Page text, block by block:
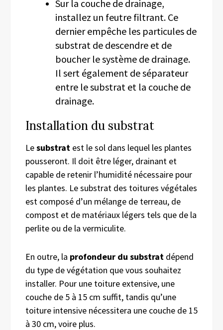
Sur la couche de drainage,
installez un feutre filtrant. Ce
dernier empêche les particules de
substrat de descendre et de
boucher le système de drainage.
Il sert également de séparateur
entre le substrat et la couche de
drainage.
Installation du substrat
Lesubstrat est le sol dans lequel les plantes
pousseront. Il doit être léger, drainant et
capable de retenir l’humidité nécessaire pour
les plantes. Le substrat des toitures végétales
est composé d’un mélange de terreau, de
compost et de matériaux légers tels que de la
perlite ou de la vermiculite.
En outre, la profondeur du substrat dépend
du type de végétation que vous souhaitez
installer. Pour une toiture extensive, une
couche de 5 à 15 cm suffit, tandis qu’une
toiture intensive nécessitera une couche de 15
à 30 cm, voire plus.